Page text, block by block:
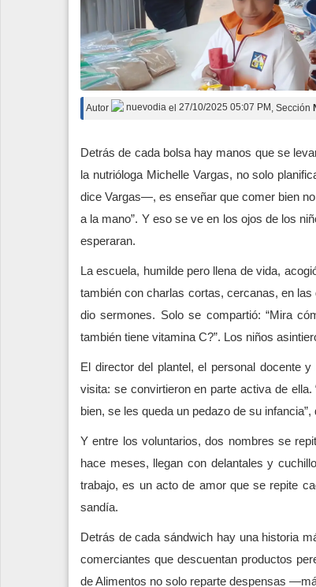
Autor nuevodia el 27/10/2025 05:07 PM , Sección
Detrás de cada bolsa hay manos que se
la nutrióloga Michelle Vargas, no solo
dice Vargas—, es enseñar que comer bien
a la mano”. Y eso se ve en los ojos de los
esperaran.
La escuela, humilde pero llena de vida,
también con charlas cortas, cercanas, en
dio sermones. Solo se compartió: “Mira
también tiene vitamina C?”. Los niños
El director del plantel, el personal docente
visita: se convirtieron en parte activa de
bien, se les queda un pedazo de su
Y entre los voluntarios, dos nombres se
hace meses, llegan con delantales y
trabajo, es un acto de amor que se repite
sandía.
Detrás de cada sándwich hay una historia
comerciantes que descuentan productos
de Alimentos no solo reparte despensas